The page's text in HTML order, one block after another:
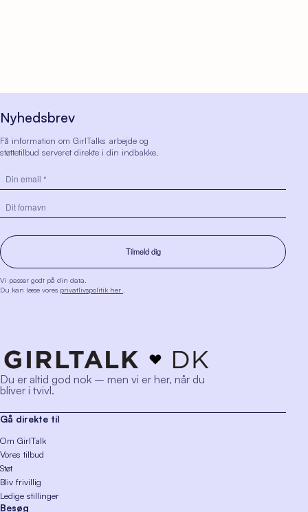
Nyhedsbrev
Få information om GirlTalks arbejde og
støttetilbud serveret direkte i din indbakke.
Vi passer godt på din data.
Du kan læse vores privatlivspolitik her
Du er altid god nok – men vi er her, når du
bliver i tvivl.
Gå direkte til
Om GirlTalk
Vores tilbud
Støt
Bliv frivillig
Ledige stillinger
Besøg